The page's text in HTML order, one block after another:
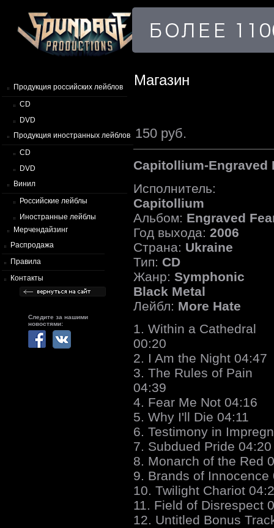
Продукция российских лейблов
CD
DVD
Продукция иностранных лейблов
CD
DVD
Винил
Российские лейблы
Иностранные лейблы
Мерчендайзинг
Распродажа
Правила
Контакты
Следите за нашими
новостями:
Магазин
150 руб.
Capitollium-Engraved
Исполнитель:
Capitollium
Альбом: Engraved
Год выхода: 2006
Страна: Ukraine
Тип: CD
Жанр: Symphonic
Black Metal
Лейбл: More Hate
1. Within a Cathedral
00:20
2. I Am the Night 04:47
3. The Rules of Pain
04:39
4. Fear Me Not 04:16
5. Why I'll Die 04:11
6. Testimony in
7. Subdued Pride 04:20
8. Monarch of the Red
9. Brands of Innocence
10. Twilight Chariot
11. Field of Disrespect
12. Untitled Bonus